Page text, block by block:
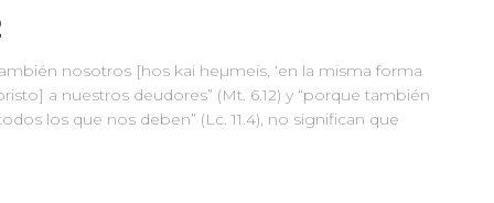
nosotros [hos kai heµmeis, ‘en la misma forma
a nuestros deudores” (Mt. 6.12) y “porque también
los que nos deben” (Lc. 11.4), no significan que